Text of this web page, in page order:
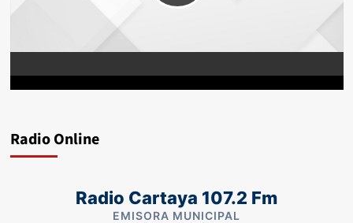
Radio Online
Radio Cartaya 107.2 Fm
EMISORA MUNICIPAL